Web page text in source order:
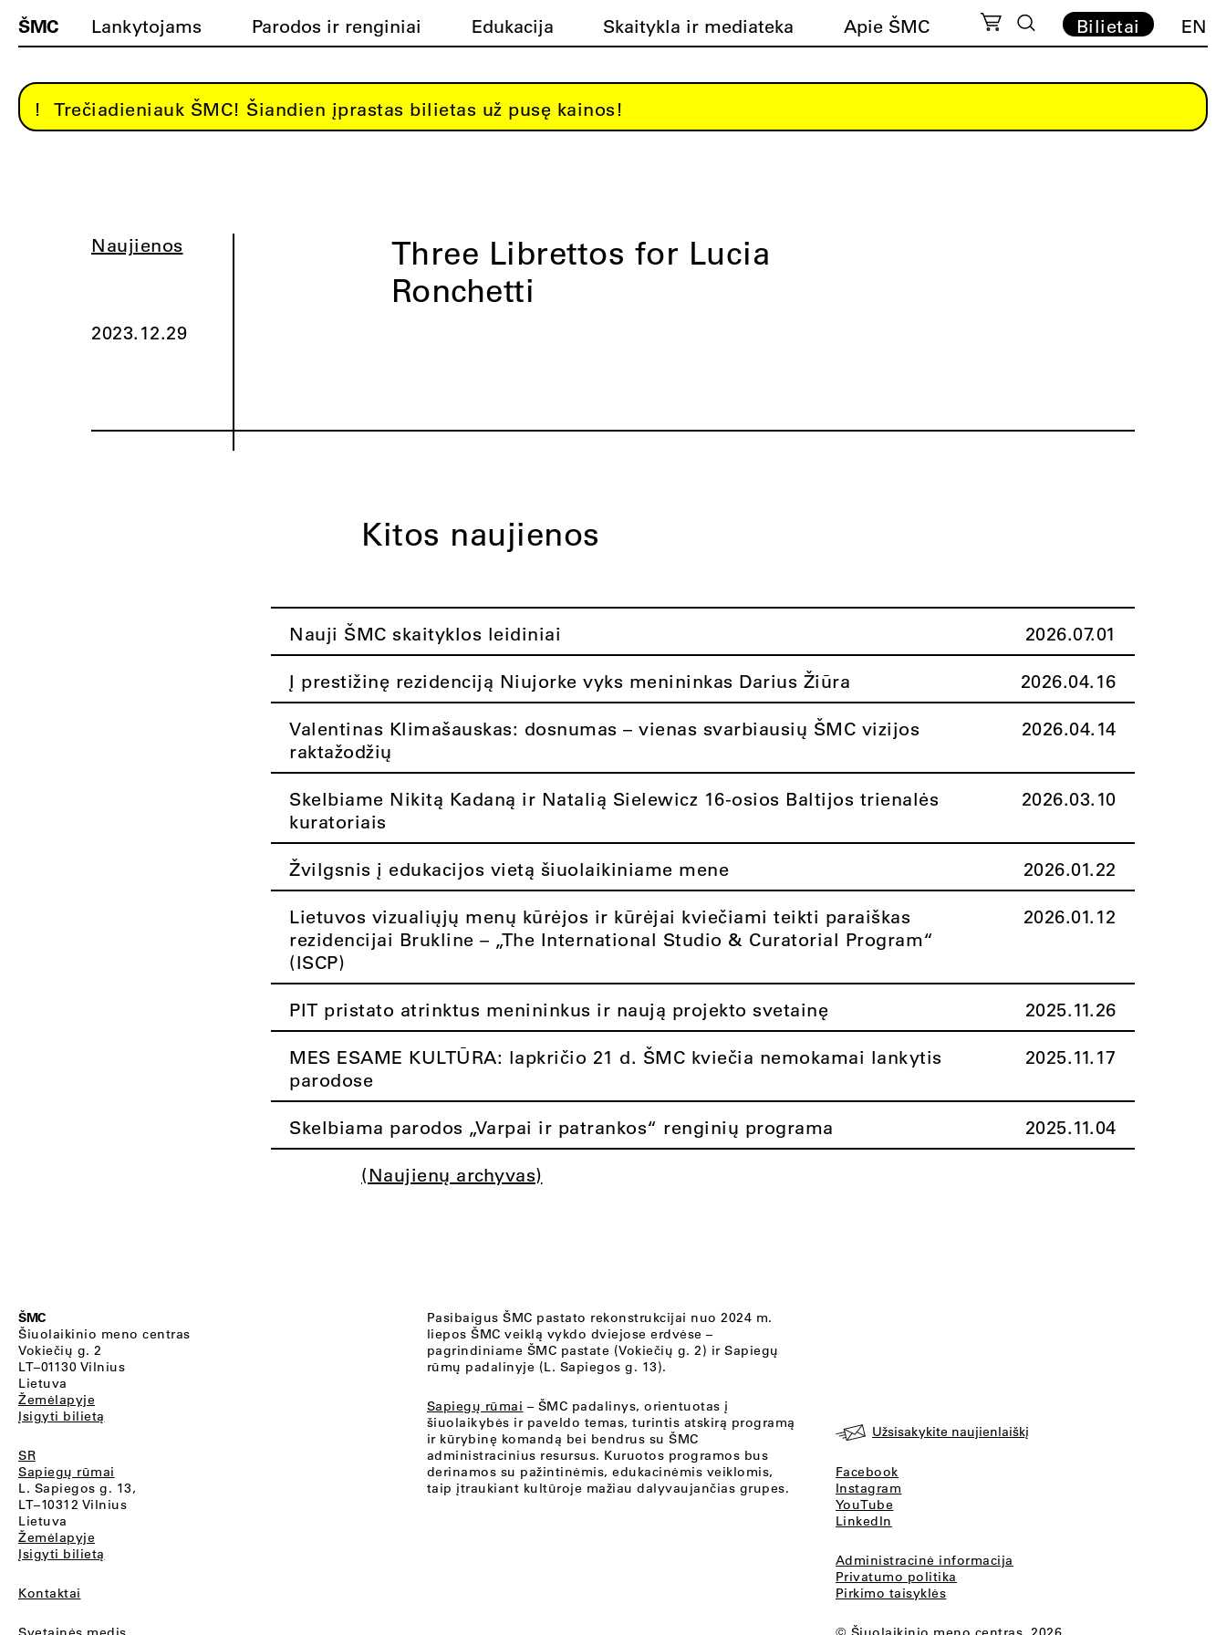
ŠMC Lankytojams Parodos ir renginiai Edukacija Skaitykla ir mediateka Apie ŠMC Bilietai EN
Trečiadieniauk ŠMC! Šiandien įprastas bilietas už pusę kainos!
Naujienos
2023.12.29
Three Librettos for Lucia
Ronchetti
Kitos naujienos
Nauji ŠMC skaityklos leidiniai 2026.07.01
Į prestižinę rezidenciją Niujorke vyks menininkas Darius Žiūra 2026.04.16
Valentinas Klimašauskas: dosnumas – vienas svarbiausių ŠMC vizijos
raktažodžių
2026.04.14
Skelbiame Nikitą Kadaną ir Natalią Sielewicz 16-osios Baltijos trienalės
kuratoriais
2026.03.10
Žvilgsnis į edukacijos vietą šiuolaikiniame mene 2026.01.22
Lietuvos vizualiųjų menų kūrėjos ir kūrėjai kviečiami teikti paraiškas
rezidencijai Brukline – „The International Studio & Curatorial Program“
(ISCP)
2026.01.12
PIT pristato atrinktus menininkus ir naują projekto svetainę 2025.11.26
MES ESAME KULTŪRA: lapkričio 21 d. ŠMC kviečia nemokamai lankytis
parodose
2025.11.17
Skelbiama parodos „Varpai ir patrankos“ renginių programa 2025.11.04
(Naujienų archyvas)
ŠMC
Šiuolaikinio meno centras
Vokiečių g. 2
LT–01130 Vilnius
Lietuva
Žemėlapyje
Įsigyti bilietą
SR
Sapiegų rūmai
L. Sapiegos g. 13,
LT–10312 Vilnius
Lietuva
Žemėlapyje
Įsigyti bilietą
Kontaktai
Pasibaigus ŠMC pastato rekonstrukcijai nuo 2024 m.
liepos ŠMC veiklą vykdo dviejose erdvėse –
pagrindiniame ŠMC pastate (Vokiečių g. 2) ir Sapiegų
rūmų padalinyje (L. Sapiegos g. 13).
Sapiegų rūmai – ŠMC padalinys, orientuotas į
šiuolaikybės ir paveldo temas, turintis atskirą programą
ir kūrybinę komandą bei bendrus su ŠMC
administracinius resursus. Kuruotos programos bus
derinamos su pažintinėmis, edukacinėmis veiklomis,
taip įtraukiant kultūroje mažiau dalyvaujančias grupes.
Užsisakykite naujienlaiškį
Facebook
Instagram
YouTube
LinkedIn
Administracinė informacija
Privatumo politika
Pirkimo taisyklės